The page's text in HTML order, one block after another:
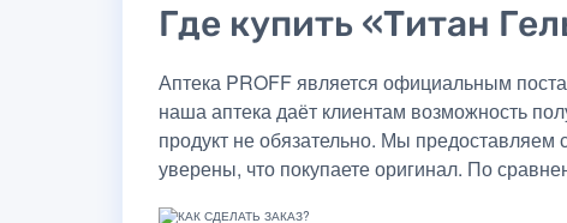
Где купить «Титан
Аптека PROFF является официальным
наша аптека даёт клиентам возможность
продукт не обязательно. Мы
уверены, что покупаете оригинал. По